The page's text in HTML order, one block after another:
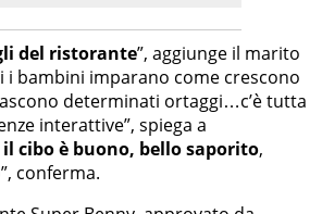
del ristorante”, aggiunge il marito
i bambini imparano come crescono
determinati ortaggi…c’è tutta
interattive”, spiega a
il cibo è buono, bello saporito,
conferma.